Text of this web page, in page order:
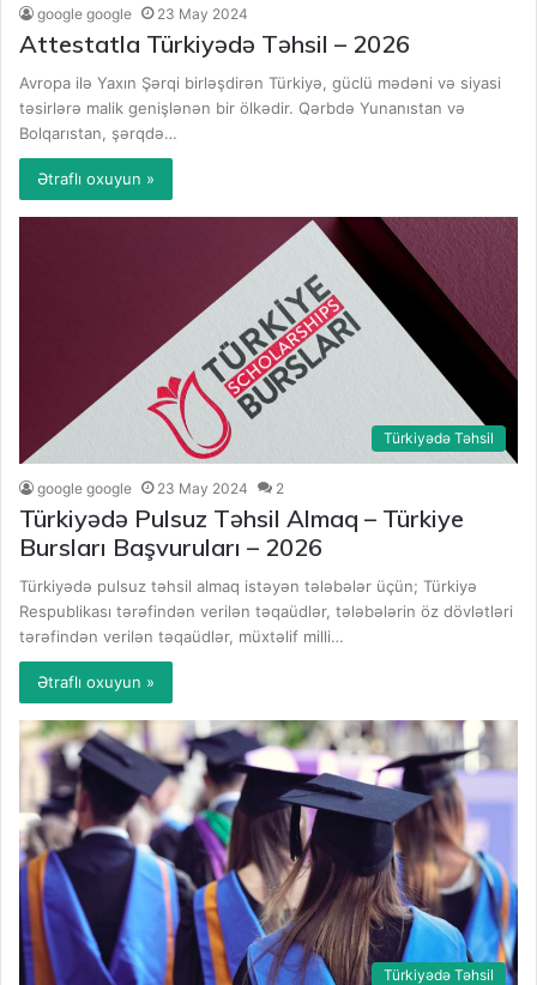
google google 23 May 2024
Attestatla Türkiyədə Təhsil – 2026
Avropa ilə Yaxın Şərqi birləşdirən Türkiyə, güclü mədəni və siyasi
təsirlərə malik genişlənən bir ölkədir. Qərbdə Yunanıstan və
Bolqarıstan, şərqdə…
Ətraflı oxuyun »
Türkiyədə Təhsil
google google 23 May 2024 2
Türkiyədə Pulsuz Təhsil Almaq – Türkiye
Bursları Başvuruları – 2026
Türkiyədə pulsuz təhsil almaq istəyən tələbələr üçün; Türkiyə
Respublikası tərəfindən verilən təqaüdlər, tələbələrin öz dövlətləri
tərəfindən verilən təqaüdlər, müxtəlif milli…
Ətraflı oxuyun »
Türkiyədə Təhsil